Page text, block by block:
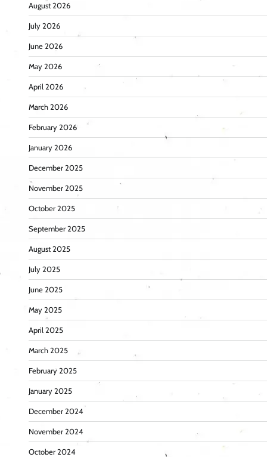
August 2026
July 2026
June 2026
May 2026
April 2026
March 2026
February 2026
January 2026
December 2025
November 2025
October 2025
September 2025
August 2025
July 2025
June 2025
May 2025
April 2025
March 2025
February 2025
January 2025
December 2024
November 2024
October 2024